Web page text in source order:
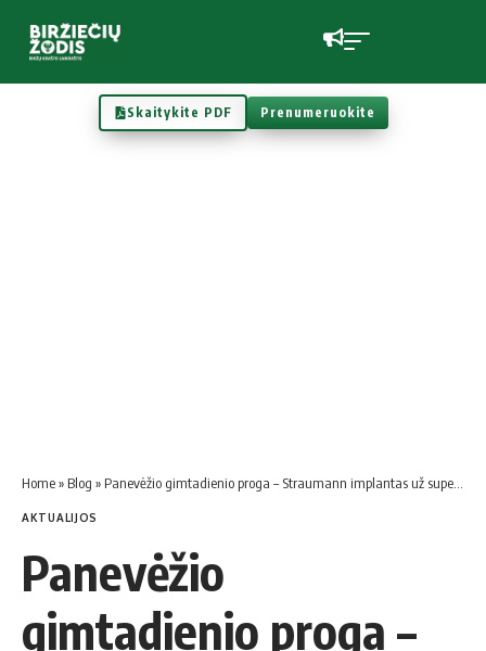
Skaitykite PDF Prenumeruokite
Home» Blog » Panevėžio gimtadienio proga – Straumann implantas už super kainą!
AKTUALIJOS
Panevėžio
gimtadienio proga –